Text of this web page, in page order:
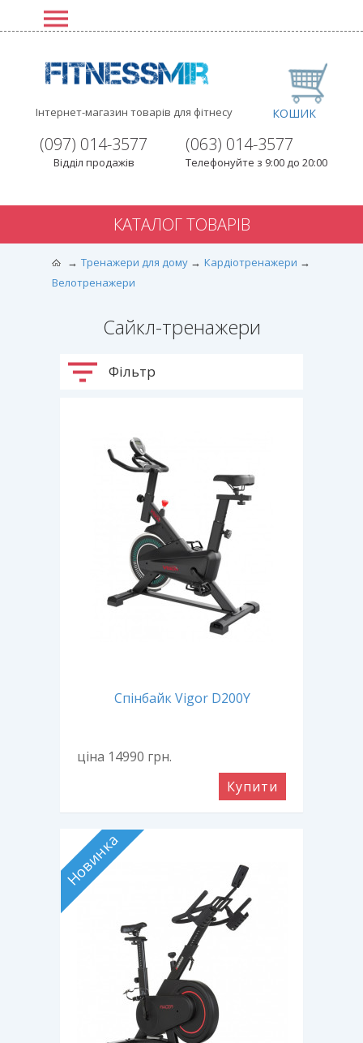
Інтернет-магазин товарів для фітнесу
(063) 014-3577
Телефонуйте з 9:00 до 20:00
(097) 014-3577
Відділ продажів
КОШИК
КАТАЛОГ ТОВАРІВ
Тренажери для дому
Кардіотренажери
Велотренажери
Сайкл-тренажери
Фільтр
Спінбайк Vigor D200Y
ціна 14990 грн.
Купити
Новинка